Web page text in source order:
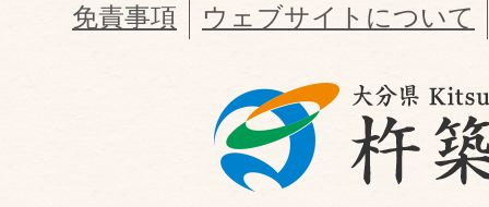
免責事項
ウェブサイトについて